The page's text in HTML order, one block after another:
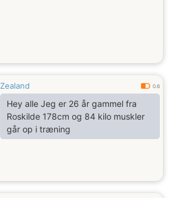
Zealand 0.6
Hey alle Jeg er 26 år gammel fra
Roskilde 178cm og 84 kilo muskler
går op i træning